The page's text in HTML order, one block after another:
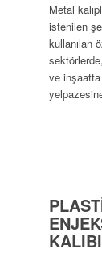
Metal
istenilen
kullanılan
ve
KALIBI